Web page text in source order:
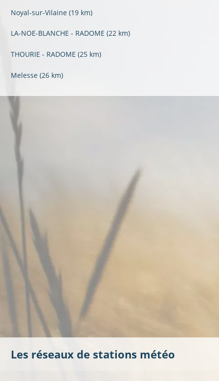
Noyal-sur-Vilaine (19 km)
LA-NOE-BLANCHE - RADOME (22 km)
THOURIE - RADOME (25 km)
Melesse (26 km)
Les réseaux de stations météo